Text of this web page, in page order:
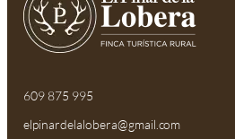
609 875 995
elpinardelalobera@gmail.com​